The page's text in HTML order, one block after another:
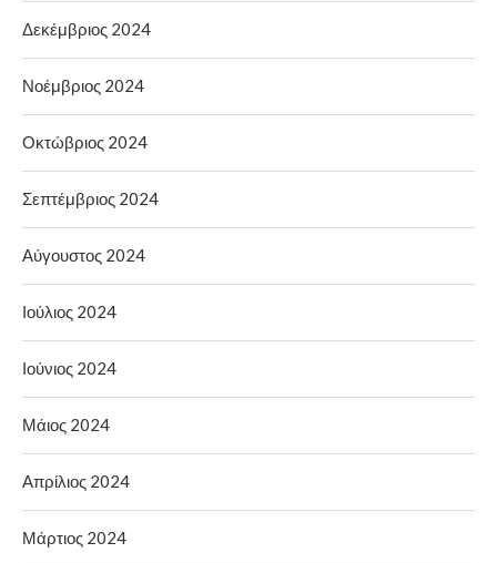
Δεκέμβριος 2024
Νοέμβριος 2024
Οκτώβριος 2024
Σεπτέμβριος 2024
Αύγουστος 2024
Ιούλιος 2024
Ιούνιος 2024
Μάιος 2024
Απρίλιος 2024
Μάρτιος 2024